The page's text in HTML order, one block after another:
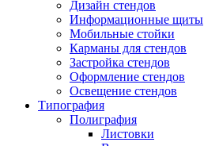
Дизайн стендов
Информационные щиты
Мобильные стойки
Карманы для стендов
Застройка стендов
Оформление стендов
Освещение стендов
Типография
Полиграфия
Листовки